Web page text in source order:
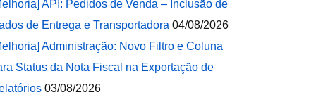
API: Pedidos de Venda – Inclusão de
de Entrega e Transportadora 04/08/2026
Administração: Novo Filtro e Coluna
Status da Nota Fiscal na Exportação de
03/08/2026